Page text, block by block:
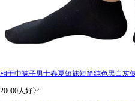
相于中袜子男士春夏短袜短筒纯色黑白灰
20000人好评